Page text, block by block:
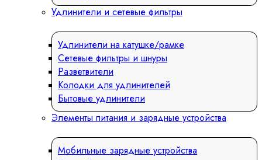
Удлинители и сетевые фильтры
Удлинители на катушке/рамке
Сетевые фильтры и шнуры
Разветвители
Колодки для удлинителей
Бытовые удлинители
Элементы питания и зарядные устройства
Мобильные зарядные устройства